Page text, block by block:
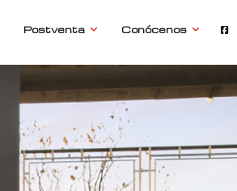
Postventa Conócenos